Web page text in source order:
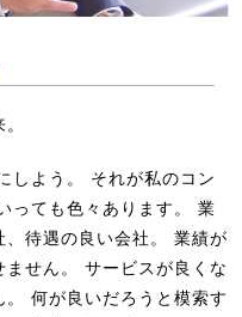
しよう。 それが私のコン
っても色々あります。 業
待遇の良い会社。 業績が
せん。 サービスが良くな
何が良いだろうと模索す